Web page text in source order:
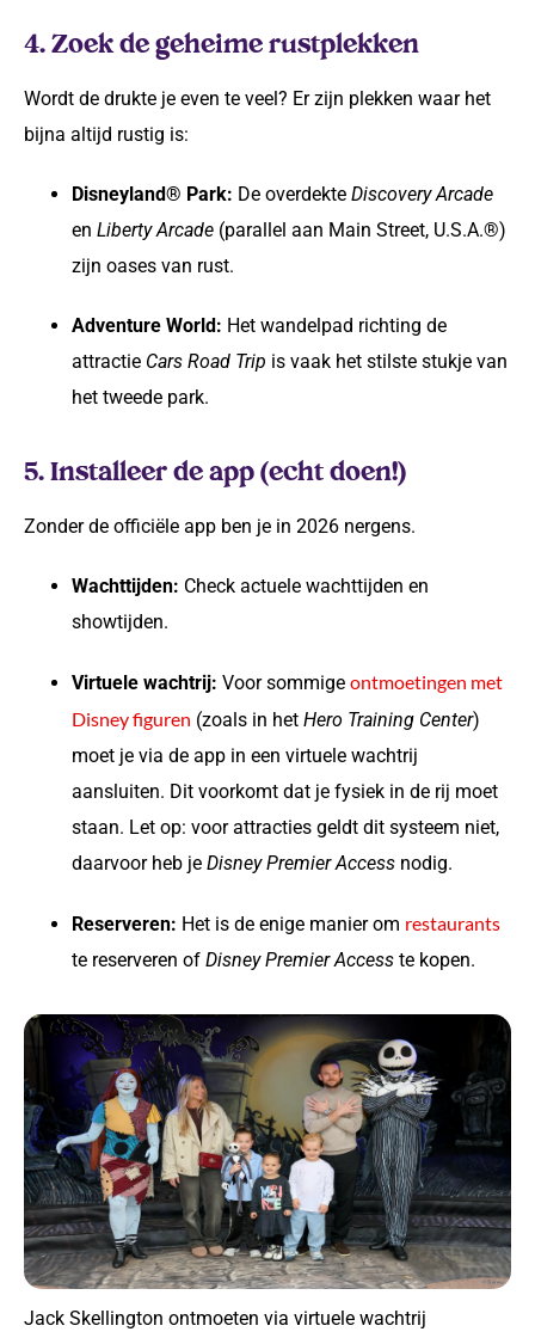
4. Zoek de geheime rustplekken
Wordt de drukte je even te veel? Er zijn plekken waar het
bijna altijd rustig is:
Disneyland® Park: De overdekte Discovery Arcade
en Liberty Arcade (parallel aan Main Street, U.S.A.®)
zijn oases van rust.
Adventure World: Het wandelpad richting de
attractie Cars Road Trip is vaak het stilste stukje van
het tweede park.
5. Installeer de app (echt doen!)
Zonder de officiële app ben je in 2026 nergens.
Wachttijden: Check actuele wachttijden en
showtijden.
Virtuele wachtrij: Voor sommige ontmoetingen met
Disney figuren (zoals in het Hero Training Center)
moet je via de app in een virtuele wachtrij
aansluiten. Dit voorkomt dat je fysiek in de rij moet
staan. Let op: voor attracties geldt dit systeem niet,
daarvoor heb je Disney Premier Access nodig.
Reserveren: Het is de enige manier om restaurants
te reserveren of Disney Premier Access te kopen.
Jack Skellington ontmoeten via virtuele wachtrij